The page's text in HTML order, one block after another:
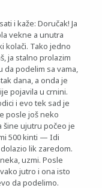
i kaže: Doručak! Ja
vekne a unutra
kolači. Tako jedno
ja stalno prolazim
da podelim sa vama,
dana, a onda je
pojavila u crnini.
i evo tek sad je
posle još neko
šine ujutru počeo je
500 kinti — Idi
lik zaredom.
uzmi. Posle
jutro i ona isto
da podelimo.